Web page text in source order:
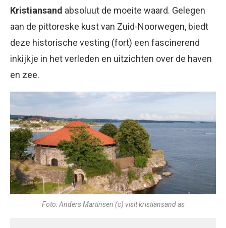
Kristiansand absoluut de moeite waard. Gelegen
aan de pittoreske kust van Zuid-Noorwegen, biedt
deze historische vesting (fort) een fascinerend
inkijkje in het verleden en uitzichten over de haven
en zee.
Foto: Anders Martinsen (c) visit kristiansand as